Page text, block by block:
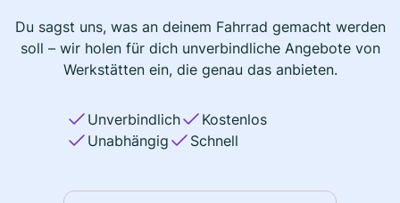
Du sagst uns, was an deinem Fahrrad gemacht werden
soll – wir holen für dich unverbindliche Angebote von
Werkstätten ein, die genau das anbieten.
Unverbindlich
Kostenlos
Unabhängig
Schnell